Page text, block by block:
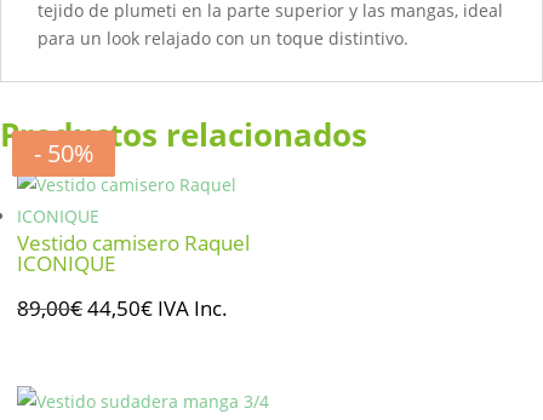
tejido de plumeti en la parte superior y las mangas, ideal
para un look relajado con un toque distintivo.
Productos relacionados
- 50%
Vestido camisero Raquel
ICONIQUE
89,00€El
era:
44,50€El
es:
IVA Inc.
- 20%
- 50%
- 50%